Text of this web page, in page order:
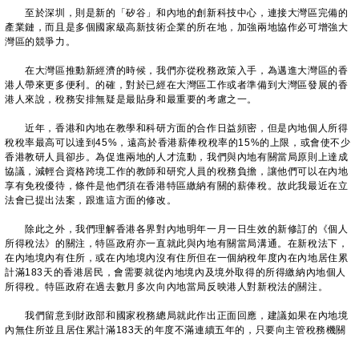
至於深圳，則是新的「矽谷」和內地的創新科技中心，連接大灣區完備的
產業鏈，而且是多個國家級高新技術企業的所在地，加強兩地協作必可增強大
灣區的競爭力。
在大灣區推動新經濟的時候，我們亦從稅務政策入手，為邁進大灣區的香
港人帶來更多便利。的確，對於已經在大灣區工作或者準備到大灣區發展的香
港人來說，稅務安排無疑是最貼身和最重要的考慮之一。
近年，香港和內地在教學和科研方面的合作日益頻密，但是內地個人所得
稅稅率最高可以達到45%，遠高於香港薪俸稅稅率的15%的上限，或會使不少
香港教研人員卻步。為促進兩地的人才流動，我們與內地有關當局原則上達成
協議，減輕合資格跨境工作的教師和研究人員的稅務負擔，讓他們可以在內地
享有免稅優待，條件是他們須在香港特區繳納有關的薪俸稅。故此我最近在立
法會已提出法案，跟進這方面的修改。
除此之外，我們理解香港各界對內地明年一月一日生效的新修訂的《個人
所得稅法》的關注，特區政府亦一直就此與內地有關當局溝通。在新稅法下，
在內地境內有住所，或在內地境內沒有住所但在一個納稅年度內在內地居住累
計滿183天的香港居民，會需要就從內地境內及境外取得的所得繳納內地個人
所得稅。特區政府在過去數月多次向內地當局反映港人對新稅法的關注。
我們留意到財政部和國家稅務總局就此作出正面回應，建議如果在內地境
內無住所並且居住累計滿183天的年度不滿連續五年的，只要向主管稅務機關